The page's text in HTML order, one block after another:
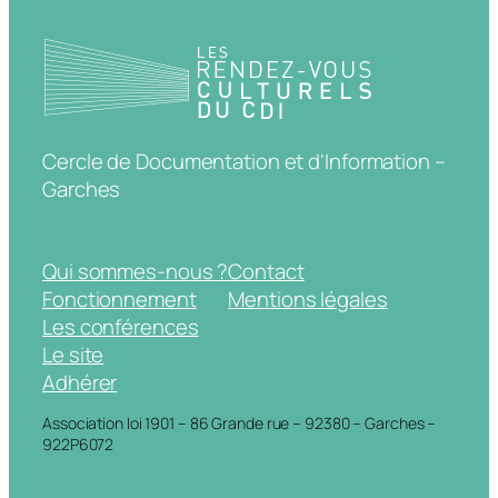
Cercle de Documentation et d'Information –
Garches
Qui sommes-nous ?
Fonctionnement
Les conférences
Le site
Adhérer
Contact
Mentions légales
Association loi 1901 – 86 Grande rue – 92380 – Garches –
922P6072